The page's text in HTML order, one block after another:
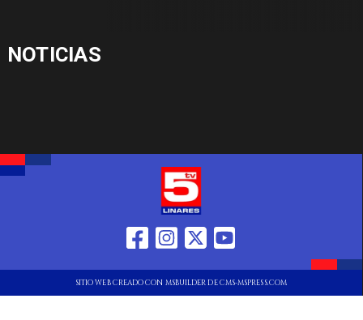
NOTICIAS
SITIO WEB CREADO CON MSBUILDER DE CMS-MSPRESS.COM